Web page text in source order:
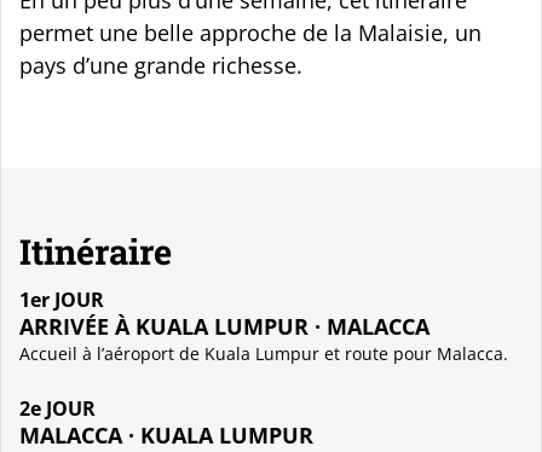
permet une belle approche de la Malaisie, un
pays d’une grande richesse.
Itinéraire
1er JOUR
ARRIVÉE À KUALA LUMPUR · MALACCA
Accueil à l’aéroport de Kuala Lumpur et route pour Malacca.
2e JOUR
MALACCA · KUALA LUMPUR